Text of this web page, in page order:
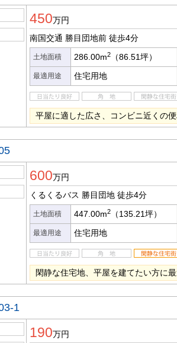
450万円
南国交通 勝目団地前 徒歩4分
土地面積 286.00m2 （86.51坪）
最適用途 住宅用地
平屋に適した広さ、コンビニ近くの便
600万円
くるくるバス 勝目団地 徒歩4分
土地面積 447.00m2 （135.21坪）
最適用途 住宅用地
閑静な住宅地、平屋を建てたい方に最
1
190万円